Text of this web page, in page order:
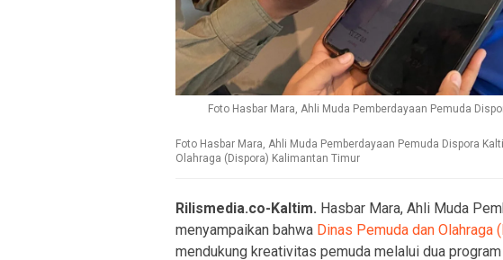
Foto Hasbar Mara, Ahli Muda Pemberdayaan Pemuda
Foto Hasbar Mara, Ahli Muda Pemberdayaan Pemuda Dispora
Olahraga (Dispora) Kalimantan Timur
Rilismedia.co-Kaltim. Hasbar Mara, Ahli Muda
menyampaikan bahwa Dinas Pemuda dan Olahraga
mendukung kreativitas pemuda melalui dua